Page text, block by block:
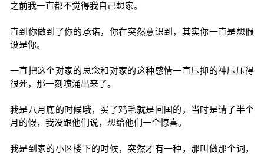
之前我一直都不觉得我自己想家。
直到你做到了你的承诺，你在突然意识到，其实你一直是想假
设是你。
一直把这个对家的思念和对家的这种感情一直压抑的神压压得
很死，那一刻喷涌出来了。
我是八月底的时候哦，买了鸡毛就是回国的，当时是请了半个
月的假，我没跟他们说，想给他们一个惊喜。
我是到家的小区楼下的时候，突然才有一种，那叫做那个词，